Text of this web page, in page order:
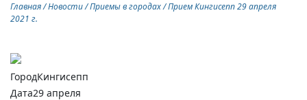
Главная/Новости/Приемы в городах/Прием Кингисепп 29 апреля
2021 г.
ГородКингисепп
Дата29 апреля